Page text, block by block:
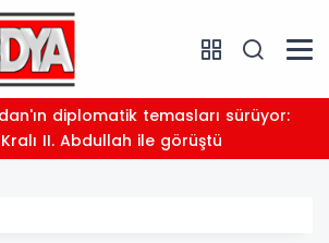
II. Abdullah ile görüştü